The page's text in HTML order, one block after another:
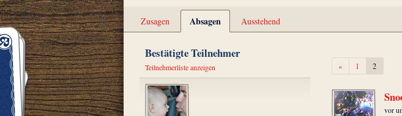
Zusagen Absagen Ausstehend
Bestätigte Teilnehmer
Teilnehmerliste anzeigen «Zurück1 2
vor